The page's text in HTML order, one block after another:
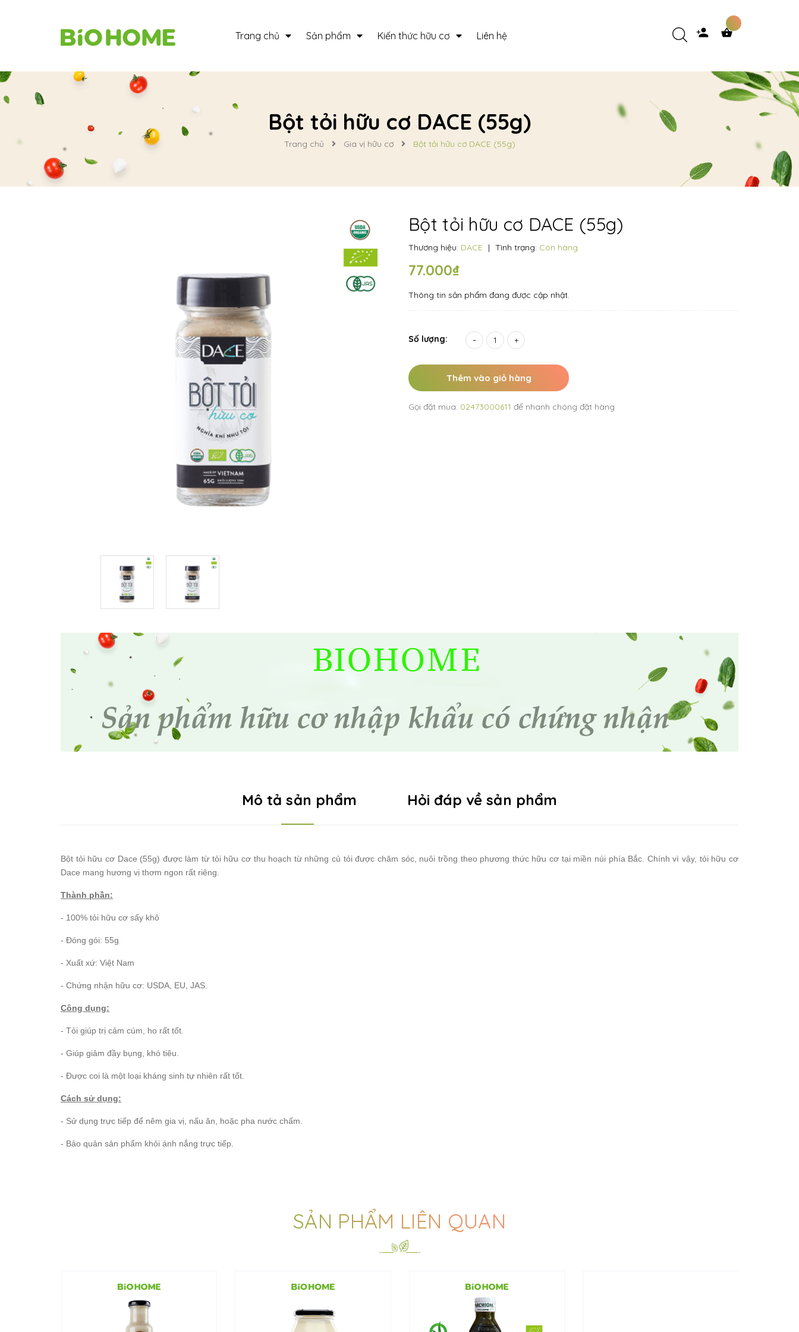
Trang chủ Sản phẩm Kiến thức hữu cơ Liên hệ
Bột tỏi hữu cơ DACE (55g)
Trang chủ Gia vị hữu cơ Bột tỏi hữu cơ DACE (55g)
Bột tỏi hữu cơ DACE (55g)
Thương hiệu: DACE | Tình trạng: Còn hàng
77.000₫
Thông tin sản phẩm đang được cập nhật.
Số lượng: - +
Thêm vào giỏ hàng
Gọi đặt mua: 02473000611 để nhanh chóng đặt hàng
Mô tả sản phẩm Hỏi đáp về sản phẩm
Bột tỏi hữu cơ Dace (55g) được làm từ tỏi hữu cơ thu hoạch từ những củ tỏi được chăm sóc, nuôi trồng theo phương thức hữu cơ tại miền núi phía Bắc. Chính vì vậy, tỏi hữu cơ
Dace mang hương vị thơm ngon rất riêng.
Thành phần:
- 100% tỏi hữu cơ sấy khô
- Đóng gói: 55g
- Xuất xứ: Việt Nam
- Chứng nhận hữu cơ: USDA, EU, JAS.
Công dụng:
- Tỏi giúp trị cảm cúm, ho rất tốt.
- Giúp giảm đầy bụng, khó tiêu.
- Được coi là một loại kháng sinh tự nhiên rất tốt.
Cách sử dụng:
- Sử dụng trực tiếp để nêm gia vị, nấu ăn, hoặc pha nước chấm.
- Bảo quản sản phẩm khỏi ánh nắng trực tiếp.
SẢN PHẨM LIÊN QUAN